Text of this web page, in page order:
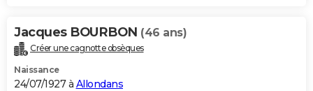
Jacques BOURBON (46 ans)
Créer une cagnotte obsèques
Naissance
24/07/1927 à Allondans